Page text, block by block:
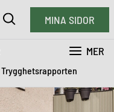
MER
MINA SIDOR
Trygghetsrapporten